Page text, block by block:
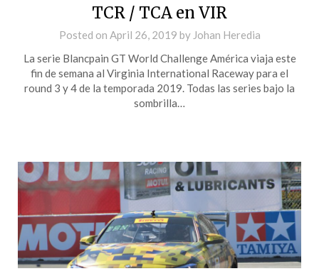
TCR / TCA en VIR
Posted on April 26, 2019 by Johan Heredia
La serie Blancpain GT World Challenge América viaja este
fin de semana al Virginia International Raceway para el
round 3 y 4 de la temporada 2019. Todas las series bajo la
sombrilla…